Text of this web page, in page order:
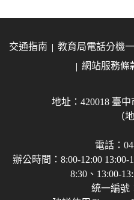
交通指南 教育局電話分機
網站服務條
地址：420018 臺
（
電話：
辦公時間：8:00-12:00
8:30、13:00-
統一編號